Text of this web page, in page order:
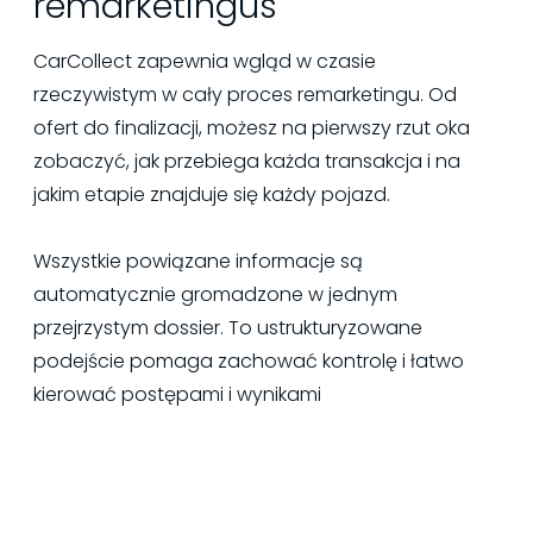
CarCollect zapewnia wgląd w czasie
rzeczywistym w cały proces remarketingu. Od
ofert do finalizacji, możesz na pierwszy rzut oka
zobaczyć, jak przebiega każda transakcja i na
jakim etapie znajduje się każdy pojazd.
Wszystkie powiązane informacje są
automatycznie gromadzone w jednym
przejrzystym dossier. To ustrukturyzowane
podejście pomaga zachować kontrolę i łatwo
kierować postępami i wynikami